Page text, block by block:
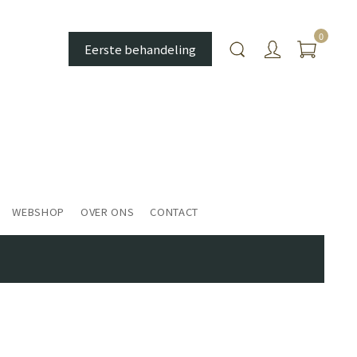
Eerste behandeling
0
WEBSHOP OVER ONS CONTACT